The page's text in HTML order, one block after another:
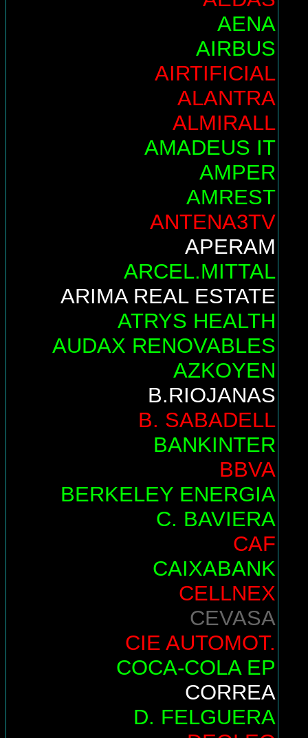
AENA
AIRBUS
AIRTIFICIAL
ALANTRA
ALMIRALL
AMADEUS IT
AMPER
AMREST
ANTENA3TV
APERAM
ARCEL.MITTAL
ARIMA REAL ESTATE
ATRYS HEALTH
AUDAX RENOVABLES
AZKOYEN
B.RIOJANAS
B. SABADELL
BANKINTER
BBVA
BERKELEY ENERGIA
C. BAVIERA
CAF
CAIXABANK
CELLNEX
CEVASA
CIE AUTOMOT.
COCA-COLA EP
CORREA
D. FELGUERA